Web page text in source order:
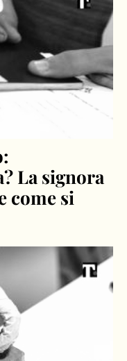
La signora
come si